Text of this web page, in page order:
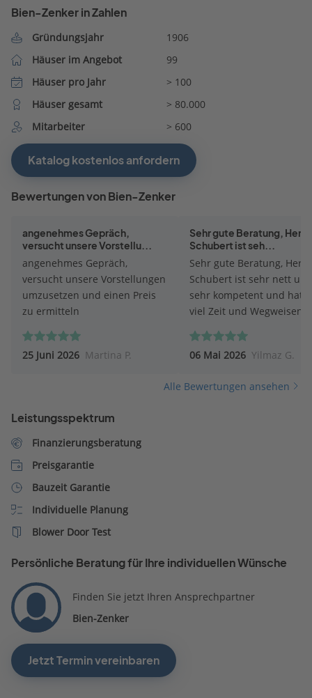
Bien-Zenker in Zahlen
Gründungsjahr
1906
Häuser im Angebot
99
Häuser pro Jahr
> 100
Häuser gesamt
> 80.000
Mitarbeiter
> 600
Katalog kostenlos anfordern
Bewertungen von Bien-Zenker
angenehmes Gepräch,
versucht unsere Vorstellu...
angenehmes Gepräch,
versucht unsere Vorstellungen
umzusetzen und einen Preis
zu ermitteln
25 Juni 2026 Martina P.
Sehr gute Beratung, Herr
Schubert ist seh...
Sehr gute Beratung, Herr
Schubert ist sehr nett und
sehr kompetent und hat
viel Zeit und Wegweisend
ganz andere Perspektive
eröffnet sehr zu Positiv.
mit Herrn Pit Schubert.
06 Mai 2026 Yilmaz G.
Alle Bewertungen ansehen
Leistungsspektrum
Finanzierungsberatung
Preisgarantie
Bauzeit Garantie
Individuelle Planung
Blower Door Test
Persönliche Beratung für Ihre individuellen Wünsche
Finden Sie jetzt Ihren Ansprechpartner
Bien-Zenker
Jetzt Termin vereinbaren